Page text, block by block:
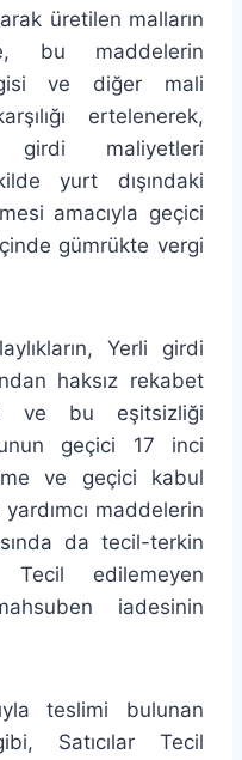
üretilen malların
bu maddelerin
ve diğer mali
ertelenerek,
maliyetleri
yurt dışındaki
amacıyla geçici
gümrükte vergi
Yerli girdi
haksız rekabet
ve bu eşitsizliği
geçici 17 inci
ve geçici kabul
maddelerin
da tecil-terkin
Tecil edilemeyen
iadesinin
teslimi bulunan
Satıcılar Tecil